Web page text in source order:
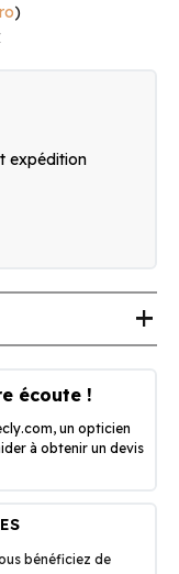
)
expédition
add
écoute !
, un opticien
à obtenir un devis
bénéficiez de